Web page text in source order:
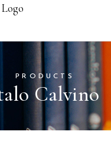
PRODUCTS
Calvino